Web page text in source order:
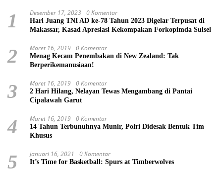
1 Desember 17, 2023 0 Komentar
Hari Juang TNI AD ke-78 Tahun 2023 Digelar Terpusat di
Makassar, Kasad Apresiasi Kekompakan Forkopimda Sulsel
2 Maret 16, 2019 0 Komentar
Menag Kecam Penembakan di New Zealand: Tak
Berperikemanusiaan!
3 Maret 16, 2019 0 Komentar
2 Hari Hilang, Nelayan Tewas Mengambang di Pantai
Cipalawah Garut
4 Maret 16, 2019 0 Komentar
14 Tahun Terbunuhnya Munir, Polri Didesak Bentuk Tim
Khusus
5 Januari 16, 2021 0 Komentar
It’s Time for Basketball: Spurs at Timberwolves